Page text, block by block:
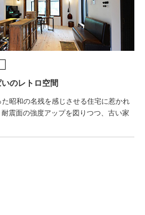
のレトロ空間
昭和の名残を感じさせる住宅に惹かれ
震面の強度アップを図りつつ、古い家